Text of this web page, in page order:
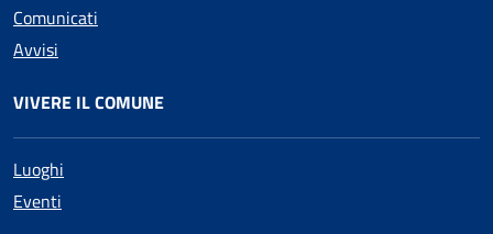
Comunicati
Avvisi
VIVERE IL COMUNE
Luoghi
Eventi